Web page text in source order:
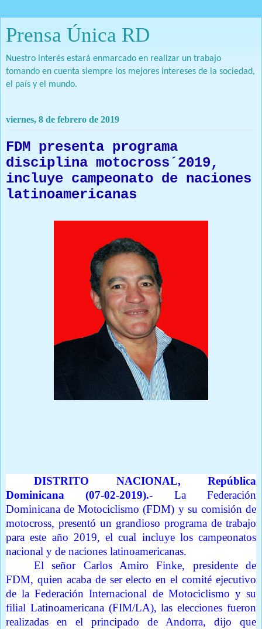
Prensa Única RD
Nuestro interés estará enmarcado en realizar un trabajo
tomando en cuenta siempre los mejores intereses de la sociedad,
el país y el mundo.
viernes, 8 de febrero de 2019
FDM presenta programa
disciplina motocross´2019,
incluye campeonato de naciones
latinoamericanas
DISTRITO NACIONAL, República
Dominicana (07-02-2019).- La Federación
Dominicana de Motociclismo (FDM) y su comisión de
motocross, presentó un grandioso programa de trabajo
para este año 2019, el cual incluye los campeonatos
nacional y de naciones latinoamericanas.
El señor Carlos Amiro Finke, presidente de
FDM, quien acaba de ser electo en el comité ejecutivo
de la Federación Internacional de Motociclismo y su
filial Latinoamericana (FIM/LA), las elecciones fueron
realizadas en el principado de Andorra, dijo que